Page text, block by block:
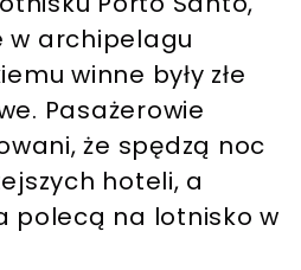
w archipelagu
winne były złe
Pasażerowie
że spędzą noc
hoteli, a
polecą na lotnisko w